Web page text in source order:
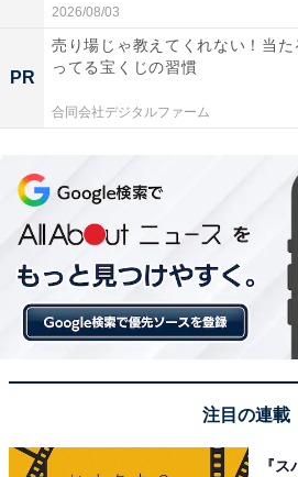
日立「PV-BL3J」
日立 掃除機コードレス スティック
自走式 LEDライト PV-BL3J ラク
シャンパンゴールド ハンディクリー
Amazonで見る
日立「PKV-BK50L V」
2026/08/03
PR
売り場じゃ教えてくれない！当
ってる宝くじの習慣
合同会社デジタルファーム
注目の連載
『